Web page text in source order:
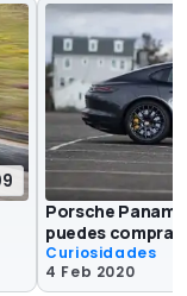
Porsche
puedes comprar
Curiosidades
4 Feb 2020